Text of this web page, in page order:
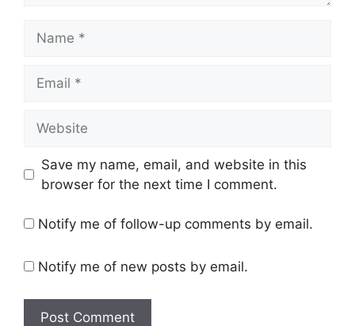
Save my name, email, and website in this
browser for the next time I comment.
Notify me of follow-up comments by email.
Notify me of new posts by email.